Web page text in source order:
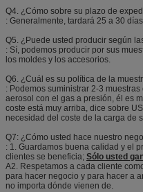
Q4. ¿Cómo sobre su plazo de
: Generalmente, tardará 25 a 30
Q5. ¿Puede usted producir según
: Sí, podemos producir por sus
los moldes y los accesorios.
Q6. ¿Cuál es su política de la
: Podemos suministrar 2-3
aerosol con el gas a presión, él es
coste está muy arriba, dice sobre
necesidad del coste de la carga de
Q7: ¿Cómo usted hace nuestro
: 1. Guardamos buena calidad y el
clientes se beneficia; Sólo usted
A2. Respetamos a cada cliente
para hacer negocio y para hacer a
no importa dónde vienen de.